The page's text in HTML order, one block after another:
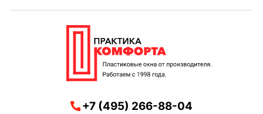
+7 (495) 266-88-04